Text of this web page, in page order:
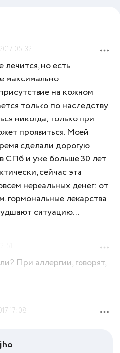
05:32
но есть
максимально
на кожном
только по наследству
никогда, только при
проявиться. Моей
сделали дорогую
СПб и уже больше 30 лет
сейчас эта
нереальных денег: от
гормональные лекарства
ситуацию...
При аллергии, говорят,
17:08